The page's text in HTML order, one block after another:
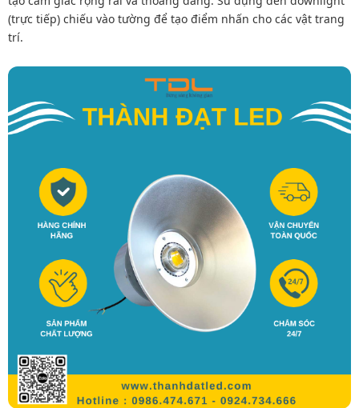
(trực tiếp) chiếu vào tường để tạo điểm nhấn cho các vật trang
trí.